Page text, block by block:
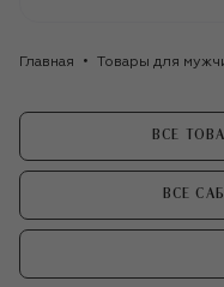
Главная Товары для
ВСЕ
ВСЕ